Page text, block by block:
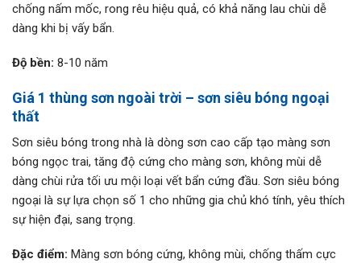
chống nấm mốc, rong rêu hiệu quả, có khả năng lau chùi dễ
dàng khi bị vấy bẩn.
Độ bền: 8-10 năm
Giá 1 thùng sơn ngoài trời – sơn siêu bóng ngoại
thất
Sơn siêu bóng trong nhà là dòng sơn cao cấp tạo màng sơn
bóng ngọc trai, tăng độ cứng cho màng sơn, không mùi dễ
dàng chùi rửa tối ưu mội loại vết bẩn cứng đầu. Sơn siêu bóng
ngoại là sự lựa chọn số 1 cho những gia chủ khó tính, yêu thích
sự hiện đại, sang trọng.
Đặc điểm: Màng sơn bóng cứng, không mùi, chống thấm cực